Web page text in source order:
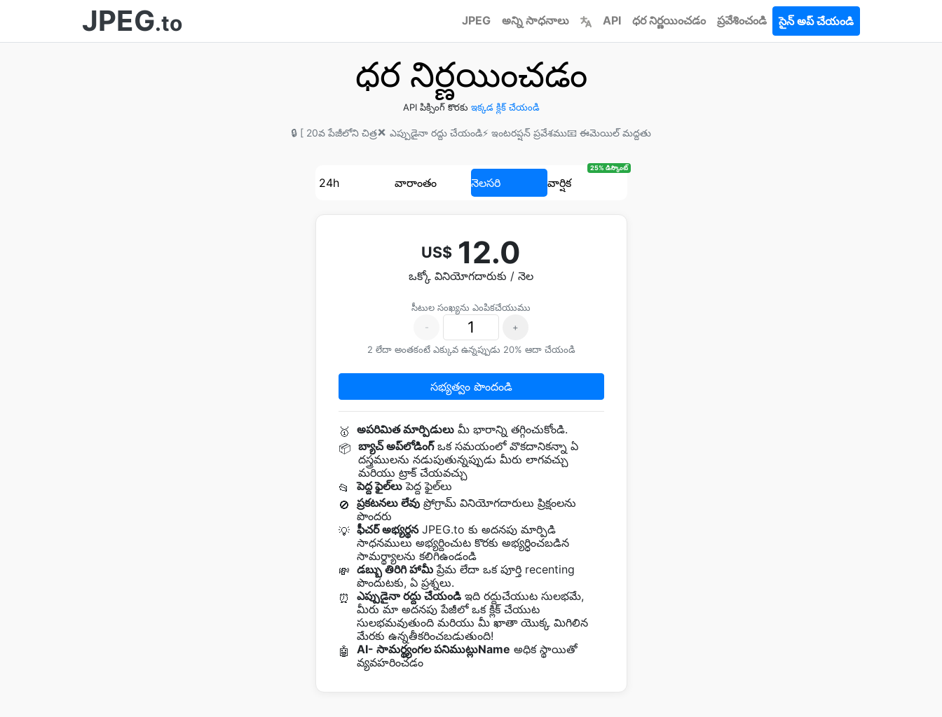
JPEG.to JPEG అన్ని సాధనాలు API ధర నిర్ణయించడం ప్రవేశించండి సైన్ అప్ చేయండి
ధర నిర్ణయించడం
API పిక్సింగ్ కొరకు ఇక్కడ క్లిక్ చేయండి
🔒 [ 20వ పేజీలోని చిత్ర❌ ఎప్పుడైనా రద్దు చేయండి⚡ ఇంటరప్షన్ ప్రవేశము📧 ఈమెయిల్ మద్దతు
24h వారాంతం నెలసరి వార్షిక
25% డిస్కౌంట్
US$ 12.0
ఒక్కో వినియోగదారుకు / నెల
సీటుల సంఖ్యను ఎంపికచేయుము
-
+
2 లేదా అంతకంటే ఎక్కువ ఉన్నప్పుడు 20% ఆదా చేయండి
సభ్యత్వం పొందండి
🥇 అపరిమిత మార్పిడులుమీ భారాన్ని తగ్గించుకోండి.
📦 బ్యాచ్ అప్‌లోడింగ్ఒక సమయంలో వొకదానికన్నా ఏ
దస్త్రములను నడుపుతున్నప్పుడు మీరు లాగవచ్చు
మరియు ట్రాక్ చేయవచ్చు
📂
పెద్ద ఫైల్‌లుపెద్ద ఫైల్‌లు
🚫 ప్రకటనలు లేవుప్రోగ్రామ్ వినియోగదారులు ప్రిక్షంలను
పొందరు
💡 ఫీచర్ అభ్యర్థనJPEG.to కు అదనపు మార్పిడి
సాధనములు అభ్యర్దించుట కొరకు అభ్యర్ధించబడిన
సామర్థ్యాలను కలిగిఉండండి
💸 డబ్బు తిరిగి హామీప్రేమ లేదా ఒక పూర్తి recenting
పొందుటకు, ఏ ప్రశ్నలు.
⏰
ఎప్పుడైనా రద్దు చేయండిఇది రద్దుచేయుట సులభమే,
మీరు మా అదనపు పేజీలో ఒక క్లిక్ చేయుట
సులభమవుతుంది మరియు మీ ఖాతా యొక్క మిగిలిన
మేరకు ఉన్నతీకరించబడుతుంది!
🤖
AI- సామర్థ్యంగల పనిముట్లుName అధిక స్థాయితో
వ్యవహరించడం